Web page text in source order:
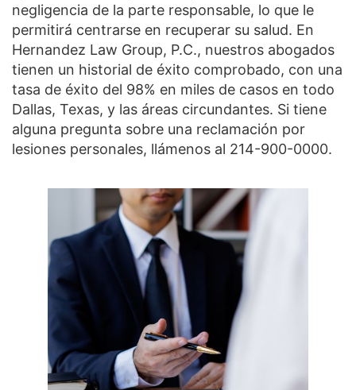
negligencia de la parte responsable, lo que le
permitirá centrarse en recuperar su salud. En
Hernandez Law Group, P.C., nuestros abogados
tienen un historial de éxito comprobado, con una
tasa de éxito del 98% en miles de casos en todo
Dallas, Texas, y las áreas circundantes. Si tiene
alguna pregunta sobre una reclamación por
lesiones personales, llámenos al 214-900-0000.